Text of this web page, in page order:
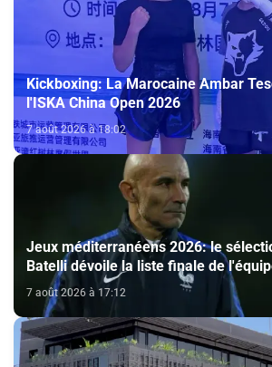
Kickboxing: La Marocaine Ambar
l'ISKA China Open 2026
7 août 2026 à 18:02
Jeux méditerranéens 2026: le
Batelli dévoile la liste finale de
7 août 2026 à 17:12